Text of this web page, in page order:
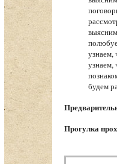
узнаем,
будем
Прогулка